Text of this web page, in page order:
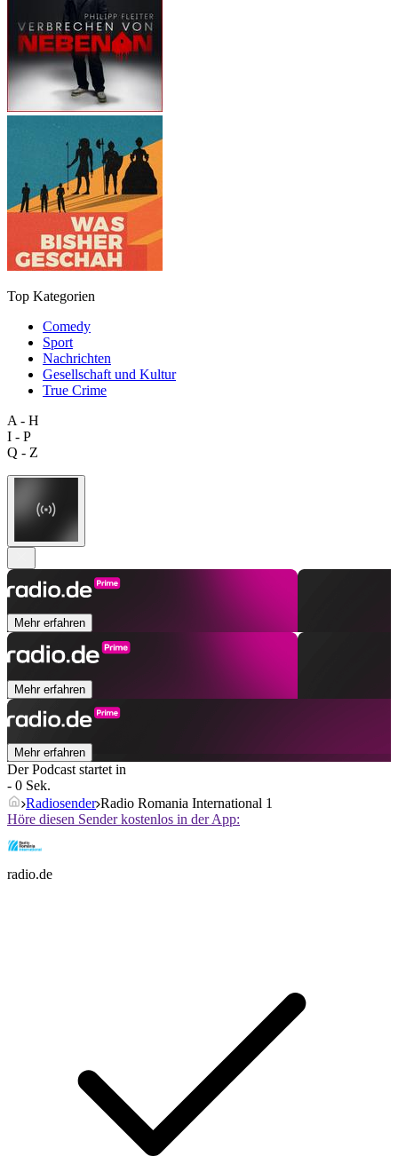
Top Kategorien
Comedy
Sport
Nachrichten
Gesellschaft und Kultur
True Crime
A - H
I - P
Q - Z
Mehr erfahren
Mehr erfahren
Mehr erfahren
Der Podcast startet in
- 0 Sek.
Radiosender Radio Romania International 1
Höre diesen Sender kostenlos in der App:
radio.de